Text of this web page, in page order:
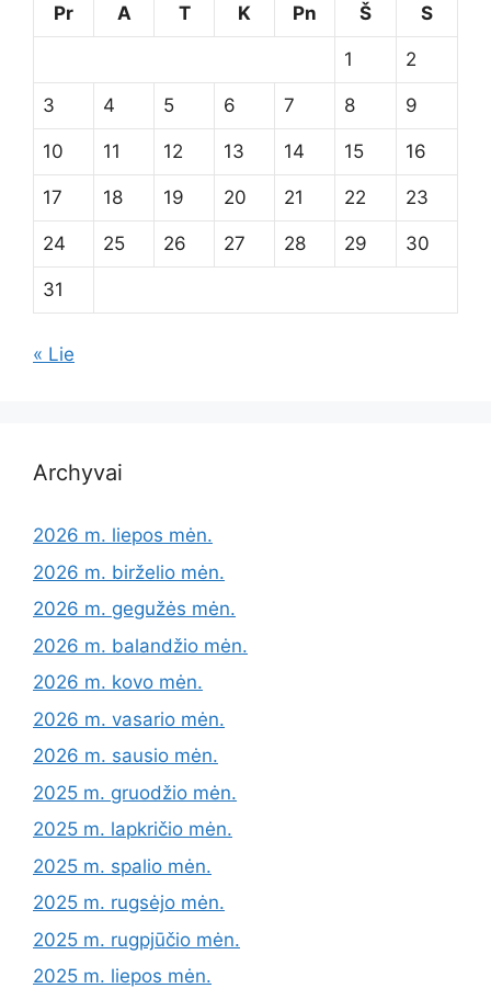
Pr
A T K Pn Š S
1 2
3 4 5 6 7 8 9
10 11 12 13 14 15 16
17 18 19 20 21 22 23
24 25 26 27 28 29 30
31
« Lie
Archyvai
2026 m. liepos mėn.
2026 m. birželio mėn.
2026 m. gegužės mėn.
2026 m. balandžio mėn.
2026 m. kovo mėn.
2026 m. vasario mėn.
2026 m. sausio mėn.
2025 m. gruodžio mėn.
2025 m. lapkričio mėn.
2025 m. spalio mėn.
2025 m. rugsėjo mėn.
2025 m. rugpjūčio mėn.
2025 m. liepos mėn.